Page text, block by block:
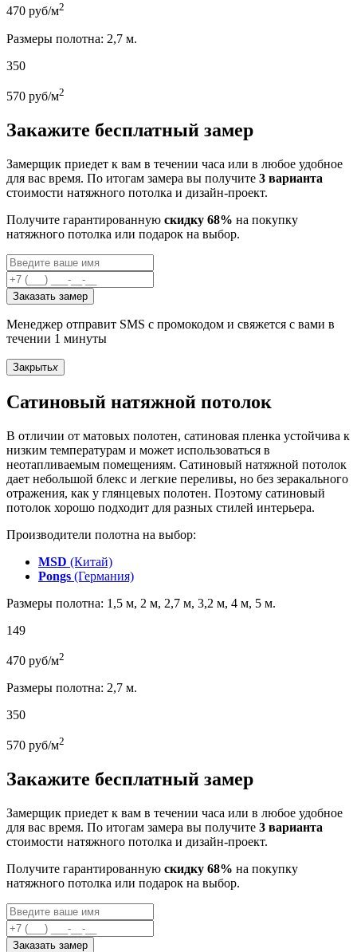
470 руб/м2
Размеры полотна: 2,7 м.
350
570 руб/м2
Закажите бесплатный замер
Замерщик приедет к вам в течении часа или в любое удобное
для вас время. По итогам замера вы получите 3 варианта
стоимости натяжного потолка и дизайн-проект.
Получите гарантированную скидку 68% на покупку
натяжного потолка или подарок на выбор.
Заказать замер
Менеджер отправит SMS с промокодом и свяжется с вами в
течении 1 минуты
Закрытьx
Сатиновый натяжной потолок
В отличии от матовых полотен, сатиновая пленка устойчива к
низким температурам и может использоваться в
неотапливаемым помещениям. Сатиновый натяжной потолок
дает небольшой блекс и легкие переливы, но без зеракального
отражения, как у глянцевых полотен. Поэтому сатиновый
потолок хорошо подходит для разных стилей интерьера.
Производители полотна на выбор:
MSD (Китай)
Pongs (Германия)
Размеры полотна: 1,5 м, 2 м, 2,7 м, 3,2 м, 4 м, 5 м.
149
470 руб/м2
Размеры полотна: 2,7 м.
350
570 руб/м2
Закажите бесплатный замер
Замерщик приедет к вам в течении часа или в любое удобное
для вас время. По итогам замера вы получите 3 варианта
стоимости натяжного потолка и дизайн-проект.
Получите гарантированную скидку 68% на покупку
натяжного потолка или подарок на выбор.
Заказать замер